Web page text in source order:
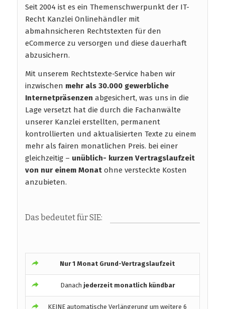
Seit 2004 ist es ein Themenschwerpunkt der IT-
Recht Kanzlei Onlinehändler mit
abmahnsicheren Rechtstexten für den
eCommerce zu versorgen und diese dauerhaft
abzusichern.
Mit unserem Rechtstexte-Service haben wir
inzwischen mehr als 30.000 gewerbliche
Internetpräsenzen abgesichert, was uns in die
Lage versetzt hat die durch die Fachanwälte
unserer Kanzlei erstellten, permanent
kontrollierten und aktualisierten Texte zu einem
mehr als fairen monatlichen Preis. bei einer
gleichzeitig – unüblich- kurzen Vertragslaufzeit
von nur einem Monat ohne versteckte Kosten
anzubieten.
Das bedeutet für SIE:
Nur 1 Monat Grund-Vertragslaufzeit
Danach jederzeit monatlich kündbar
KEINE automatische Verlängerung um weitere 6